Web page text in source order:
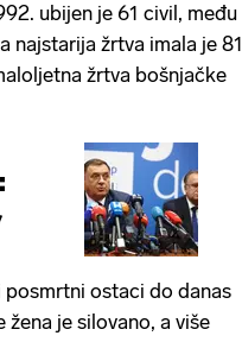
ubijen je 61 civil, među
najstarija žrtva imala je 81
žrtva bošnjačke
posmrtni ostaci do danas
je silovano, a više